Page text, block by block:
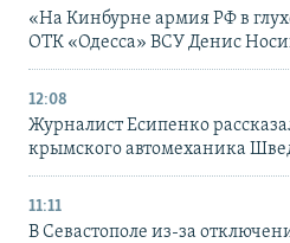
«На Кинбурне армия РФ в
ОТК «Одесса» ВСУ Денис
12:08
Журналист Есипенко
крымского автомеханика
11:11
В Севастополе из-за